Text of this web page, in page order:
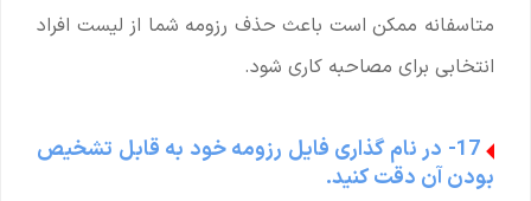
متاسفانه ممکن است باعث حذف رزومه شما از لیست افراد
انتخابی برای مصاحبه کاری شود.
17- در نام گذاری فایل رزومه خود به قابل تشخیص
بودن آن دقت کنید.